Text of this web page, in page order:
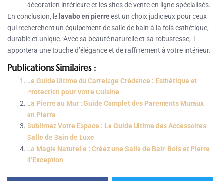
décoration intérieure et les sites de vente en ligne spécialisés.
En conclusion, le lavabo en pierreest un choix judicieux pour ceux
qui recherchent un équipement de salle de bain à la fois esthétique,
durable et unique. Avec sa beauté naturelle et sa robustesse, il
apportera une touche d’élégance et de raffinement à votre intérieur.
Publications Similaires :
Le Guide Ultime du Carrelage Crédence : Esthétique et
Protection pour Votre Cuisine
La Pierre au Mur : Guide Complet des Parements Muraux
en Pierre
Sublimez Votre Espace : Le Guide Ultime des Accessoires
Salle de Bain de Luxe
La Magie Naturelle : Créez une Salle de Bain Bois et Pierre
d’Exception